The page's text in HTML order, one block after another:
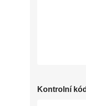
Kontrolní